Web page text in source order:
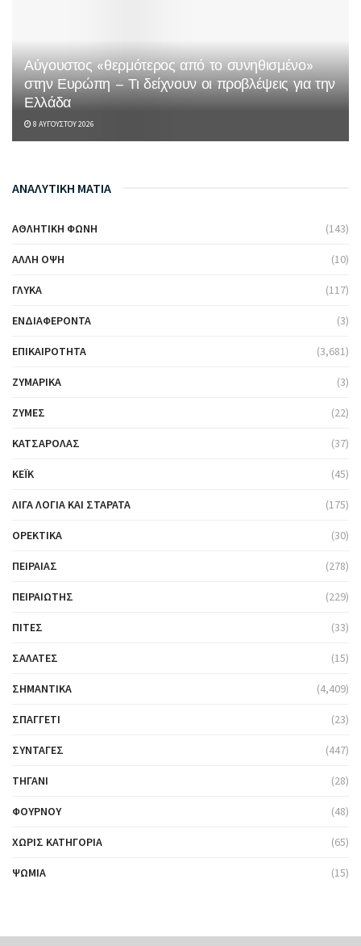
Αύγουστος «θερμότερος από το συνηθισμένο»
στην Ευρώπη – Τι δείχνουν οι προβλέψεις για την
Ελλάδα
8 ΑΥΓΟΎΣΤΟΥ 2026
ΑΝΑΛΥΤΙΚΗ ΜΑΤΙΑ
ΑΘΛΗΤΙΚΉ ΦΩΝΉ (143)
ΆΛΛΗ ΌΨΗ (10)
ΓΛΥΚΆ (117)
ΕΝΔΙΑΦΈΡΟΝΤΑ (3)
ΕΠΙΚΑΙΡΌΤΗΤΑ (3,681)
ΖΥΜΑΡΙΚΆ (3)
ΖΎΜΕΣ (22)
ΚΑΤΣΑΡΌΛΑΣ (37)
ΚΈΙΚ (45)
ΛΊΓΑ ΛΌΓΙΑ ΚΑΙ ΣΤΑΡΆΤΑ (175)
ΟΡΕΚΤΙΚΆ (30)
ΠΕΙΡΑΙΆΣ (278)
ΠΕΙΡΑΙΏΤΗΣ (229)
ΠΊΤΕΣ (33)
ΣΑΛΆΤΕΣ (15)
ΣΗΜΑΝΤΙΚΆ (4,409)
ΣΠΑΓΓΈΤΙ (23)
ΣΥΝΤΑΓΈΣ (447)
ΤΗΓΆΝΙ (28)
ΦΟΎΡΝΟΥ (48)
ΧΩΡΊΣ ΚΑΤΗΓΟΡΊΑ (65)
ΨΩΜΙΆ (15)